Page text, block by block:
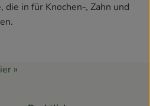
in für Knochen-, Zahn und
»